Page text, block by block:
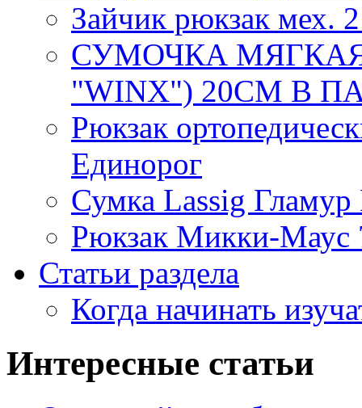
Зайчик рюкзак мех.
СУМОЧКА
"WINX") 20СМ В
Рюкзак
Единорог
Сумка Lassig Гламур
Рюкзак Микки-Маус
Статьи раздела
Когда начинать
Интересные статьи